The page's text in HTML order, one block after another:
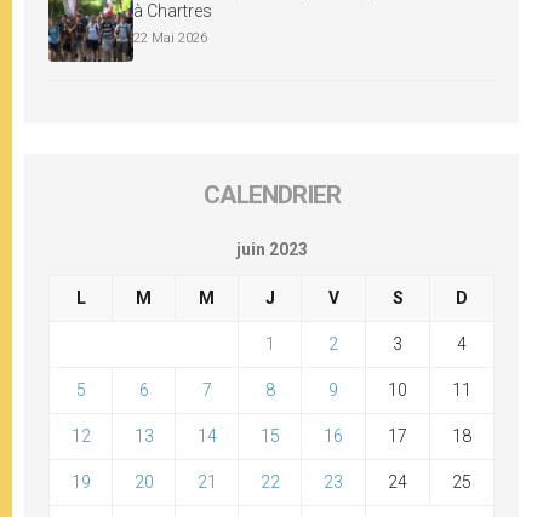
à Chartres
22 Mai 2026
CALENDRIER
juin 2023
L M M J V S D
1 2 3 4
5 6 7 8 9 10 11
12 13 14 15 16 17 18
19 20 21 22 23 24 25